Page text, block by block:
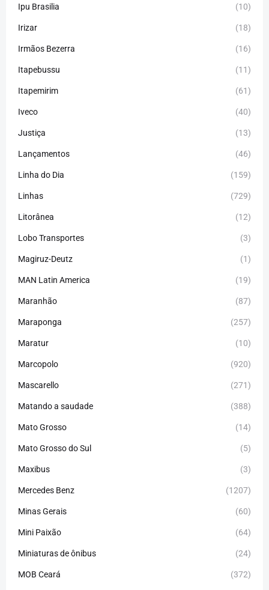
Ipu Brasilia (10)
Irizar (18)
Irmãos Bezerra (16)
Itapebussu (11)
Itapemirim (61)
Iveco (40)
Justiça (13)
Lançamentos (46)
Linha do Dia (159)
Linhas (729)
Litorânea (12)
Lobo Transportes (3)
Magiruz-Deutz (1)
MAN Latin America (19)
Maranhão (87)
Maraponga (257)
Maratur (10)
Marcopolo (920)
Mascarello (271)
Matando a saudade (388)
Mato Grosso (14)
Mato Grosso do Sul (5)
Maxibus (3)
Mercedes Benz (1207)
Minas Gerais (60)
Mini Paixão (64)
Miniaturas de ônibus (24)
MOB Ceará (372)